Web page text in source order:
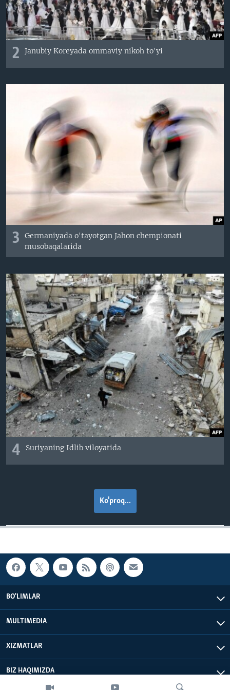
2 Janubiy Koreyada ommaviy nikoh to'yi
3
Germaniyada o'tayotgan Jahon chempionati
musobaqalarida
4 Suriyaning Idlib viloyatida
Ko'proq...
BO'LIMLAR
MULTIMEDIA
XIZMATLAR
BIZ HAQIMIZDA